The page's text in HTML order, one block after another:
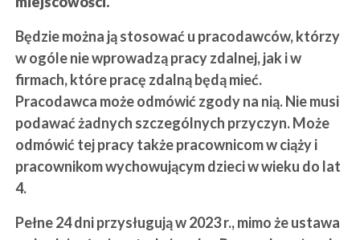
Będzie można ją stosować u pracodawców, którzy
w ogóle nie wprowadzą pracy zdalnej, jak i w
firmach, które pracę zdalną będą mieć.
Pracodawca może odmówić zgody na nią. Nie musi
podawać żadnych szczególnych przyczyn. Może
odmówić tej pracy także pracownicom w ciąży i
pracownikom wychowującym dzieci w wieku do lat
4.
Pełne 24 dni przysługują w 2023 r., mimo że ustawa